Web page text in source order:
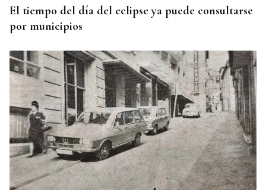
El tiempo del día del eclipse ya puede consultarse
por municipios